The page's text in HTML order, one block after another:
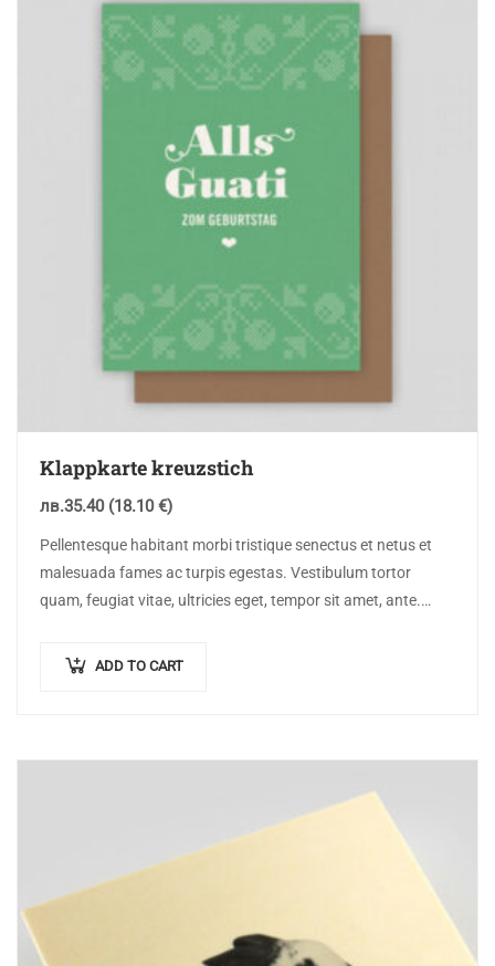
Klappkarte kreuzstich
лв.35.40 (18.10 €)
Pellentesque habitant morbi tristique senectus et netus et
malesuada fames ac turpis egestas. Vestibulum tortor
quam, feugiat vitae, ultricies eget, tempor sit amet, ante.
ADD TO CART